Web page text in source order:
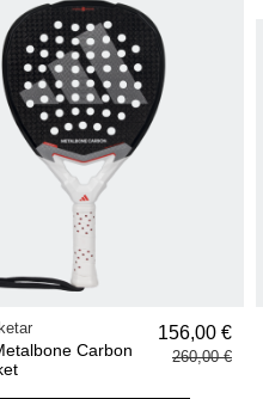
Carbon
156,00 €
260,00 €